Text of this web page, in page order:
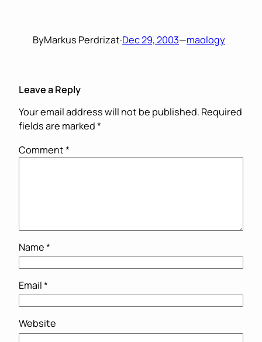
ByMarkus Perdrizat·Dec 29, 2003—maology
Leave a Reply
Your email address will not be published. Required
fields are marked*
Comment*
Name*
Email*
Website